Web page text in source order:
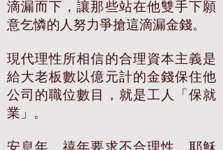
滴漏而下，讓那些站在他雙手下願
意乞憐的人努力爭搶這滴漏金錢。
現代理性所相信的合理資本主義是
給大老板數以億元計的金錢保住他
公司的職位數目，就是工人「保就
業」。